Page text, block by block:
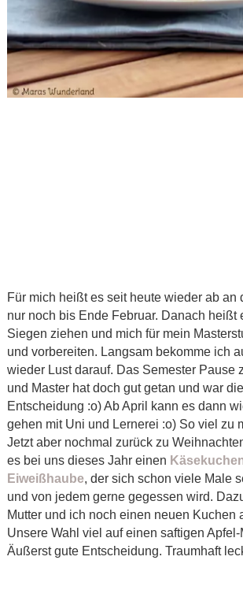
Für mich heißt es seit heute wieder ab an
nur noch bis Ende Februar. Danach heißt
Siegen ziehen und mich für mein
und vorbereiten. Langsam bekomme ich
wieder Lust darauf. Das Semester Pause
und Master hat doch gut getan und war
Entscheidung :o) Ab April kann es dann
gehen mit Uni und Lernerei :o) So viel zu
Jetzt aber nochmal zurück zu
es bei uns dieses Jahr einen
Eiweißhaube, der sich schon viele Male
und von jedem gerne gegessen wird.
Mutter und ich noch einen neuen Kuchen
Unsere Wahl viel auf einen saftigen
Äußerst gute Entscheidung. Traumhaft